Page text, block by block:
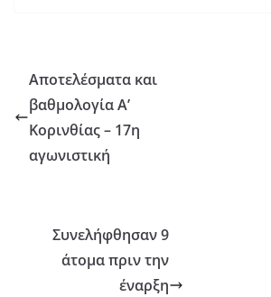
Αποτελέσματα και
βαθμολογία Α’
Κορινθίας – 17η
αγωνιστική
Συνελήφθησαν 9
άτομα πριν την
έναρξη